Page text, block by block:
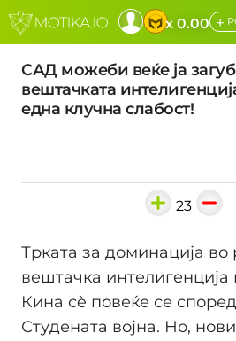
x 0.00 +
САД можеби веќе ја
вештачката
една клучна слабост!
23
Трката за доминација во
вештачка
Кина сè повеќе се
Студената војна. Но,